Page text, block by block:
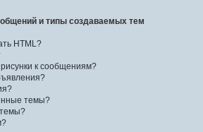
и типы создаваемых тем
HTML?
к сообщениям?
темы?